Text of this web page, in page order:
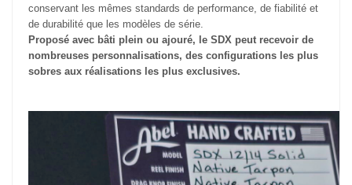
conservant les mêmes standards de performance, de fiabilité et
de durabilité que les modèles de série.
Proposé avec bâti plein ou ajouré, le SDX peut recevoir de
nombreuses personnalisations, des configurations les plus
sobres aux réalisations les plus exclusives.